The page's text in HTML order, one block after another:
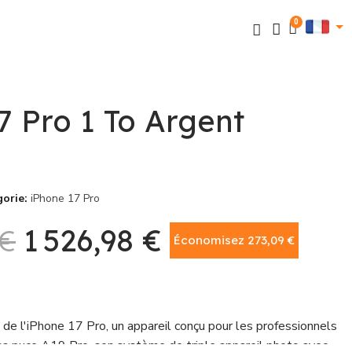
Pro 1 To Argent
iPhone 17 Pro
1 526,98 € Économisez 273,09 €
l'iPhone 17 Pro, un appareil conçu pour les professionnels
puce A19 Pro, son système de triple appareil photo avec